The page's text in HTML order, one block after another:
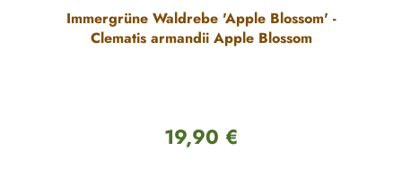
Immergrüne Waldrebe 'Apple Blossom' -
Clematis armandii Apple Blossom
Regulärer Preis:
19,90 €